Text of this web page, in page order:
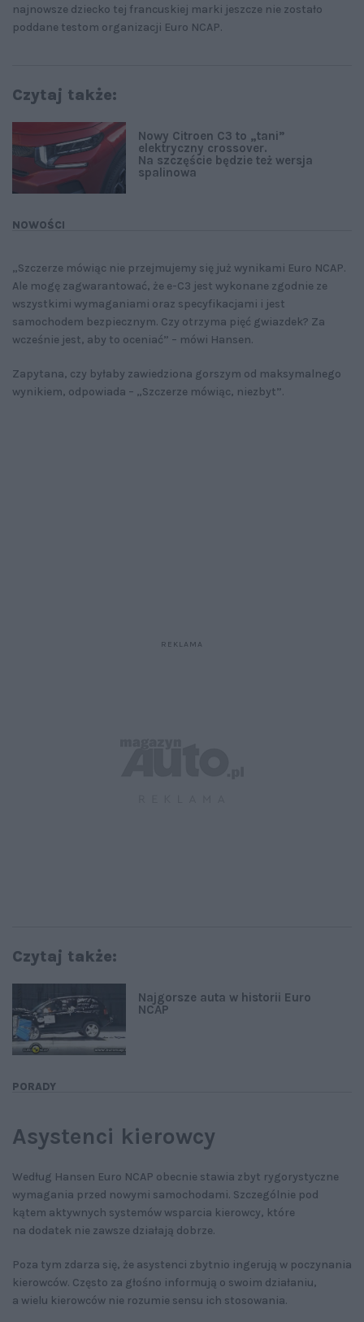
najnowsze dziecko tej francuskiej marki jeszcze nie zostało
poddane testom organizacji Euro NCAP.
Czytaj także:
NOWOŚCI
Nowy Citroen C3 to „tani”
elektryczny crossover.
Na szczęście będzie też wersja
spalinowa
„Szczerze mówiąc nie przejmujemy się już wynikami Euro NCAP.
Ale mogę zagwarantować, że e-C3 jest wykonane zgodnie ze
wszystkimi wymaganiami oraz specyfikacjami i jest
samochodem bezpiecznym. Czy otrzyma pięć gwiazdek? Za
wcześnie jest, aby to oceniać” – mówi Hansen.
Zapytana, czy byłaby zawiedziona gorszym od maksymalnego
wynikiem, odpowiada – „Szczerze mówiąc, niezbyt”.
Czytaj także:
PORADY
Najgorsze auta w historii Euro
NCAP
Asystenci kierowcy
Według Hansen Euro NCAP obecnie stawia zbyt rygorystyczne
wymagania przed nowymi samochodami. Szczególnie pod
kątem aktywnych systemów wsparcia kierowcy, które
na dodatek nie zawsze działają dobrze.
Poza tym zdarza się, że asystenci zbytnio ingerują w poczynania
kierowców. Często za głośno informują o swoim działaniu,
a wielu kierowców nie rozumie sensu ich stosowania.